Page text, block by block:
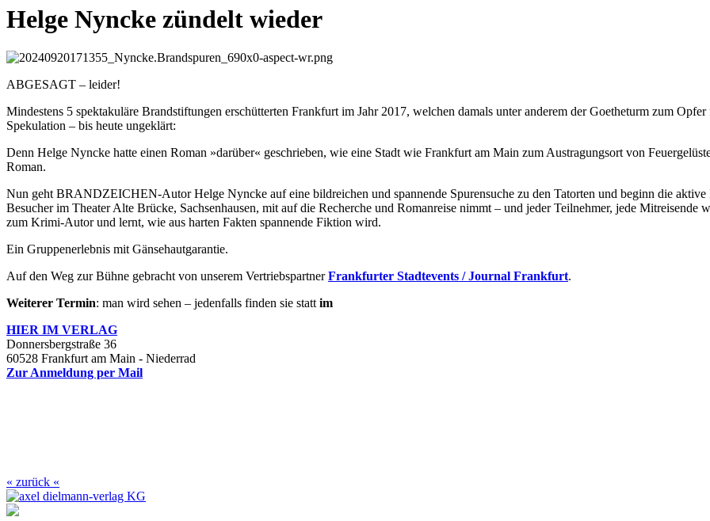
Helge Nyncke zündelt wieder
ABGESAGT – leider!
Mindestens 5 spektakuläre Brandstiftungen erschütterten Frankfurt im Jahr 2017, welchen damals unter anderem der Goetheturm zum
Spekulation – bis heute ungeklärt:
Denn Helge Nyncke hatte einen Roman »darüber« geschrieben, wie eine Stadt wie Frankfurt am Main zum Austragungsort von
Roman.
Nun geht BRANDZEICHEN-Autor Helge Nyncke auf eine bildreichen und spannende Spurensuche zu den Tatorten und beginn die
Besucher im Theater Alte Brücke, Sachsenhausen, mit auf die Recherche und Romanreise nimmt – und jeder Teilnehmer, jede
zum Krimi-Autor und lernt, wie aus harten Fakten spannende Fiktion wird.
Ein Gruppenerlebnis mit Gänsehautgarantie.
Auf den Weg zur Bühne gebracht von unserem VertriebspartnerFrankfurter Stadtevents / Journal Frankfurt.
Weiterer Termin: man wird sehen – jedenfalls finden sie stattim
HIER IM VERLAG
Donnersbergstraße 36
60528 Frankfurt am Main - Niederrad
Zur Anmeldung per Mail
« zurück «